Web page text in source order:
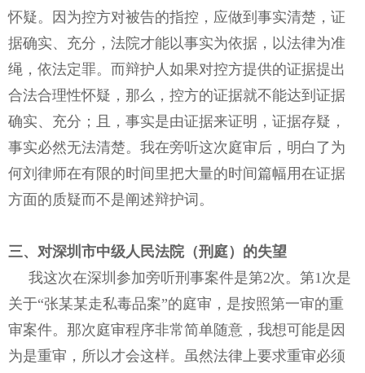
怀疑。因为控方对被告的指控，应做到事实清楚，证
据确实、充分，法院才能以事实为依据，以法律为准
绳，依法定罪。而辩护人如果对控方提供的证据提出
合法合理性怀疑，那么，控方的证据就不能达到证据
确实、充分；且，事实是由证据来证明，证据存疑，
事实必然无法清楚。我在旁听这次庭审后，明白了为
何刘律师在有限的时间里把大量的时间篇幅用在证据
方面的质疑而不是阐述辩护词。
三、对深圳市中级人民法院（刑庭）的失望
我这次在深圳参加旁听刑事案件是第2次。第1次是
关于“张某某走私毒品案”的庭审，是按照第一审的重
审案件。那次庭审程序非常简单随意，我想可能是因
为是重审，所以才会这样。虽然法律上要求重审必须